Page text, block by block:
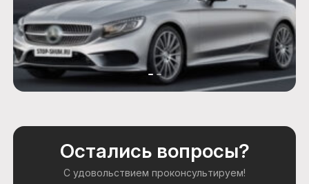
Остались вопросы?
С удовольствием проконсультируем!